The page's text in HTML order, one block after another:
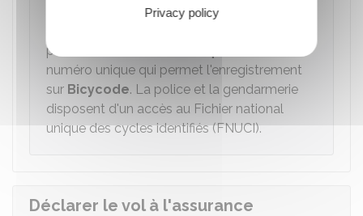
peut être
numéro unique qui permet l'enregistrement
sur Bicycode. La police et la gendarmerie
disposent d'un accès au Fichier national
unique des cycles identifiés (FNUCI).
Déclarer le vol à l'assurance
Privacy policy